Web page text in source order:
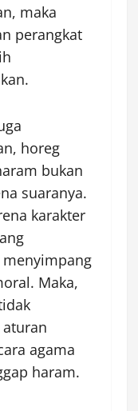
maka
perangkat
horeg
bukan
suaranya.
karakter
Maka,
agama
haram.